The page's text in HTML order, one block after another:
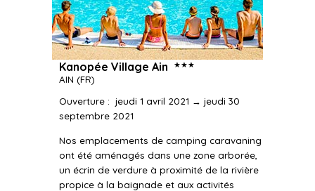
Kanopée Village Ain ★★★
AIN (FR)
Ouverture : jeudi 1 avril 2021 → jeudi 30
septembre 2021
Nos emplacements de camping caravaning
ont été aménagés dans une zone arborée,
un écrin de verdure à proximité de la rivière
propice à la baignade et aux activités